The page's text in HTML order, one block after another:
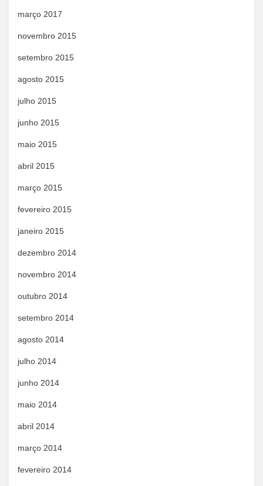
março 2017
novembro 2015
setembro 2015
agosto 2015
julho 2015
junho 2015
maio 2015
abril 2015
março 2015
fevereiro 2015
janeiro 2015
dezembro 2014
novembro 2014
outubro 2014
setembro 2014
agosto 2014
julho 2014
junho 2014
maio 2014
abril 2014
março 2014
fevereiro 2014